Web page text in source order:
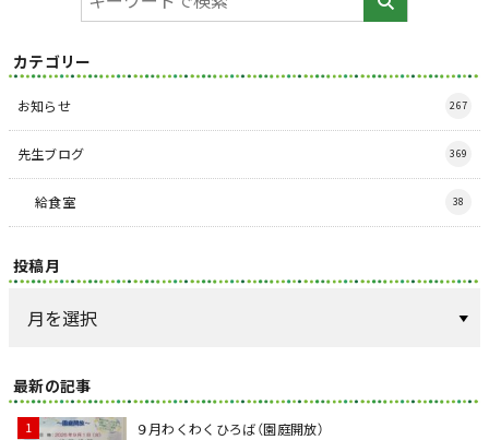
カテゴリー
お知らせ 267
先生ブログ 369
給食室 38
投稿月
最新の記事
９月わくわくひろば（園庭開放）